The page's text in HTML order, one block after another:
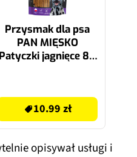
Przysmak dla psa
PAN MIĘSKO
Patyczki jagnięce 80
10.99 zł
opisywał usługi i